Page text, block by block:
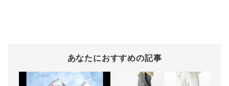
あなたにおすすめの記事